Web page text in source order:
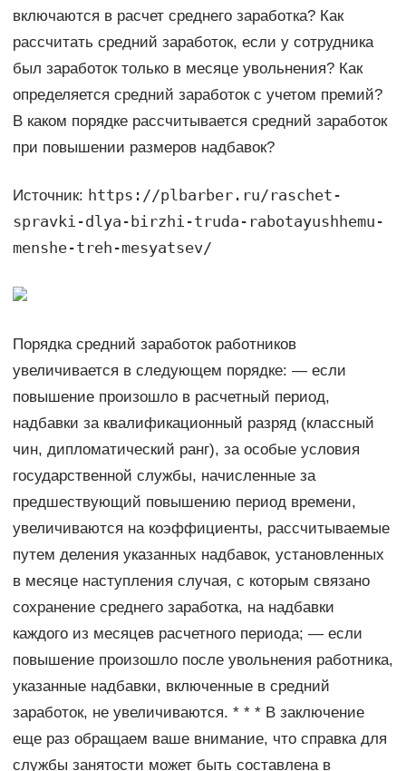
включаются в расчет среднего заработка? Как
рассчитать средний заработок, если у сотрудника
был заработок только в месяце увольнения? Как
определяется средний заработок с учетом премий?
В каком порядке рассчитывается средний заработок
при повышении размеров надбавок?
Источник: https://plbarber.ru/raschet-
spravki-dlya-birzhi-truda-rabotayushhemu-
menshe-treh-mesyatsev/
Порядка средний заработок работников
увеличивается в следующем порядке: — если
повышение произошло в расчетный период,
надбавки за квалификационный разряд (классный
чин, дипломатический ранг), за особые условия
государственной службы, начисленные за
предшествующий повышению период времени,
увеличиваются на коэффициенты, рассчитываемые
путем деления указанных надбавок, установленных
в месяце наступления случая, с которым связано
сохранение среднего заработка, на надбавки
каждого из месяцев расчетного периода; — если
повышение произошло после увольнения работника,
указанные надбавки, включенные в средний
заработок, не увеличиваются. * * * В заключение
еще раз обращаем ваше внимание, что справка для
службы занятости может быть составлена в